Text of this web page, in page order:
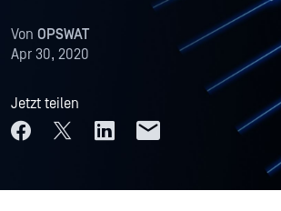
Von OPSWAT
Apr 30, 2020
Jetzt teilen